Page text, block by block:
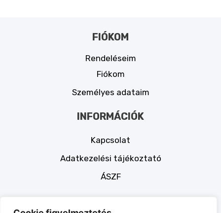
FIÓKOM
Rendeléseim
Fiókom
Személyes adataim
INFORMÁCIÓK
Kapcsolat
Adatkezelési tájékoztató
ÁSZF